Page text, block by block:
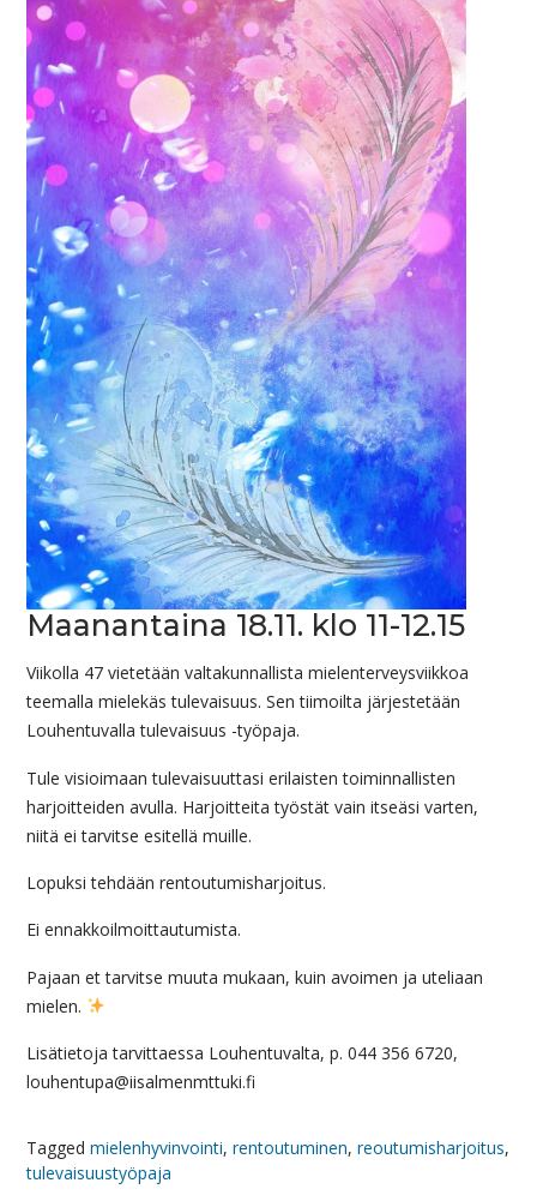
Maanantaina 18.11. klo 11-12.15
Viikolla 47 vietetään valtakunnallista mielenterveysviikkoa
teemalla mielekäs tulevaisuus. Sen tiimoilta järjestetään
Louhentuvalla tulevaisuus -työpaja.
Tule visioimaan tulevaisuuttasi erilaisten toiminnallisten
harjoitteiden avulla. Harjoitteita työstät vain itseäsi varten,
niitä ei tarvitse esitellä muille.
Lopuksi tehdään rentoutumisharjoitus.
Ei ennakkoilmoittautumista.
Pajaan et tarvitse muuta mukaan, kuin avoimen ja uteliaan
mielen.
Lisätietoja tarvittaessa Louhentuvalta, p. 044 356 6720,
louhentupa@iisalmenmttuki.fi
Tagged mielenhyvinvointi, rentoutuminen, reoutumisharjoitus,
tulevaisuustyöpaja